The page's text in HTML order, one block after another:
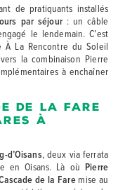
de pratiquants installés
par séjour: un câble
le lendemain. C’est
La Rencontre du Soleil
la combinaison Pierre
à enchaîner
de la Fare
à
d’Oisans, deux via ferrata
en Oisans. Là où Pierre
de la Faremise au